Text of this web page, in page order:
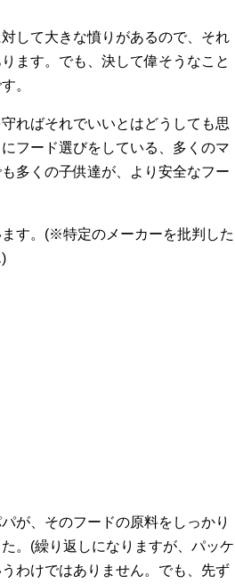
して大きな憤りがあるので、それ
ます。でも、決して偉そうなこと
。
ればそれでいいとはどうしても思
フード選びをしている、多くのマ
多くの子供達が、より安全なフー
す。(※特定のメーカーを批判した
が、そのフードの原料をしっかり
。(繰り返しになりますが、パッケ
わけではありません。でも、先ず